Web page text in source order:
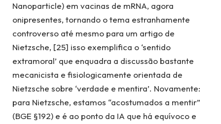
Nanoparticle) em vacinas de mRNA, agora
onipresentes, tornando o tema estranhamente
controverso até mesmo para um artigo de
Nietzsche, [25] isso exemplifica o ‘sentido
extramoral’ que enquadra a discussão bastante
mecanicista e fisiologicamente orientada de
Nietzsche sobre ‘verdade e mentira’. Novamente:
para Nietzsche, estamos “acostumados a mentir”
(BGE §192) e é ao ponto da IA que há equívoco e